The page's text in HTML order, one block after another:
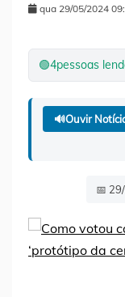
qua 29/05/2024
🟢4pessoas
🔊Ouvir
📅